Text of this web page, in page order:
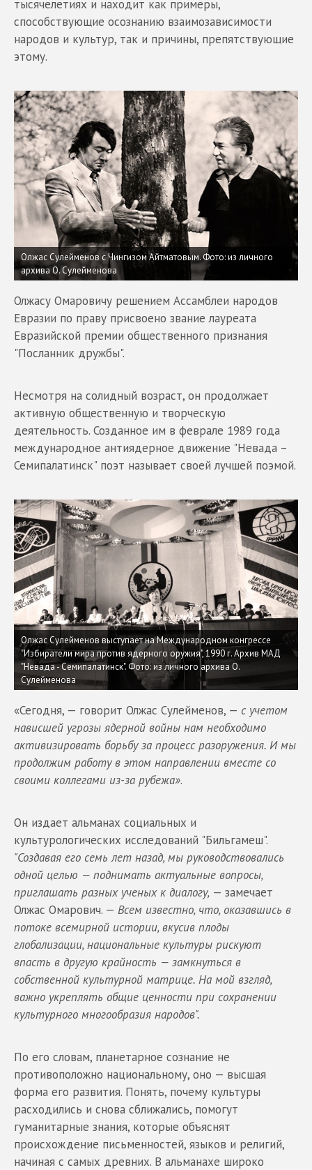
тысячелетиях и находит как примеры,
способствующие осознанию взаимозависимости
народов и культур, так и причины, препятствующие
этому.
Олжас Сулейменов с Чингизом Айтматовым. Фото: из личного
архива О. Сулейменова
Олжасу Омаровичу решением Ассамблеи народов
Евразии по праву присвоено звание лауреата
Евразийской премии общественного признания
"Посланник дружбы".
Несмотря на солидный возраст, он продолжает
активную общественную и творческую
деятельность. Созданное им в феврале 1989 года
международное антиядерное движение "Невада –
Семипалатинск" поэт называет своей лучшей поэмой.
Олжас Сулейменов выступает на Международном конгрессе
"Избиратели мира против ядерного оружия", 1990 г. Архив МАД
"Невада - Семипалатинск". Фото: из личного архива О.
Сулейменова
«Сегодня, — говорит Олжас Сулейменов, — с учетом
нависшей угрозы ядерной войны нам необходимо
активизировать борьбу за процесс разоружения. И мы
продолжим работу в этом направлении вместе со
своими коллегами из-за рубежа».
Он издает альманах социальных и
культурологических исследований "Бильгамеш".
"Создавая его семь лет назад, мы руководствовались
одной целью — поднимать актуальные вопросы,
приглашать разных ученых к диалогу, — замечает
Олжас Омарович. — Всем известно, что, оказавшись в
потоке всемирной истории, вкусив плоды
глобализации, национальные культуры рискуют
впасть в другую крайность — замкнуться в
собственной культурной матрице. На мой взгляд,
важно укреплять общие ценности при сохранении
культурного многообразия народов".
По его словам, планетарное сознание не
противоположно национальному, оно — высшая
форма его развития. Понять, почему культуры
расходились и снова сближались, помогут
гуманитарные знания, которые объяснят
происхождение письменностей, языков и религий,
начиная с самых древних. В альманахе широко